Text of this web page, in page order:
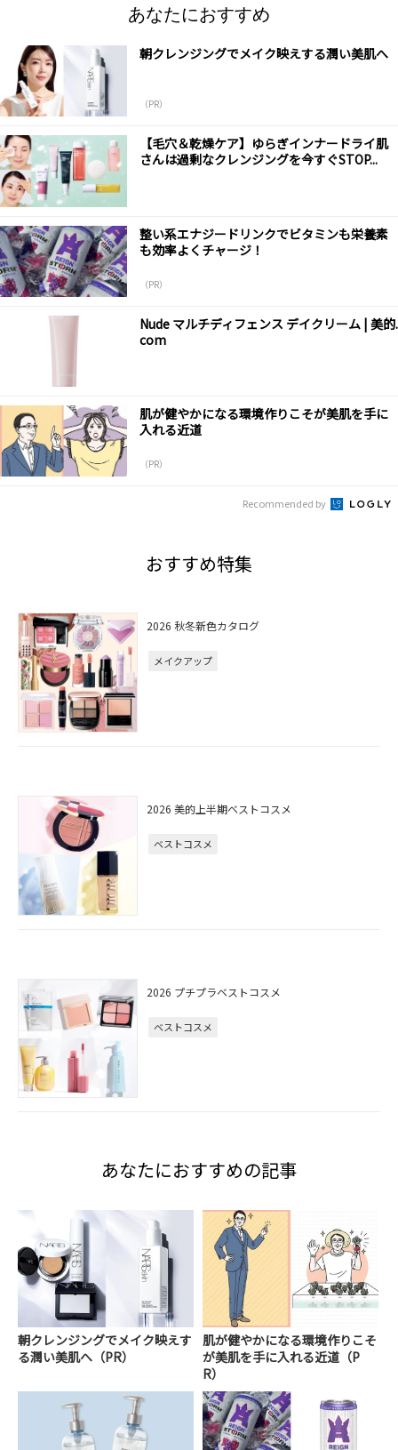
あなたにおすすめ
朝クレンジングでメイク映えする潤い美肌へ
（PR）
【毛穴＆乾燥ケア】ゆらぎインナードライ肌
さんは過剰なクレンジングを今すぐSTOP...
整い系エナジードリンクでビタミンも栄養素
も効率よくチャージ！
（PR）
Nude マルチディフェンス デイクリーム | 美的.
com
肌が健やかになる環境作りこそが美肌を手に
入れる近道
（PR）
Recommended by
おすすめ特集
2026 秋冬新色カタログ
メイクアップ
2026 美的上半期ベストコスメ
ベストコスメ
2026 プチプラベストコスメ
ベストコスメ
あなたにおすすめの記事
朝クレンジングでメイク映えす
る潤い美肌へ（PR）
肌が健やかになる環境作りこそ
が美肌を手に入れる近道（P
R）